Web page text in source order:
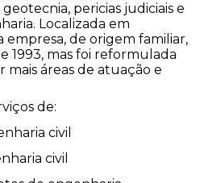
pericias judiciais e
Localizada em
empresa, de origem familiar,
1993, mas foi reformulada
mais áreas de atuação e
de:
civil
civil